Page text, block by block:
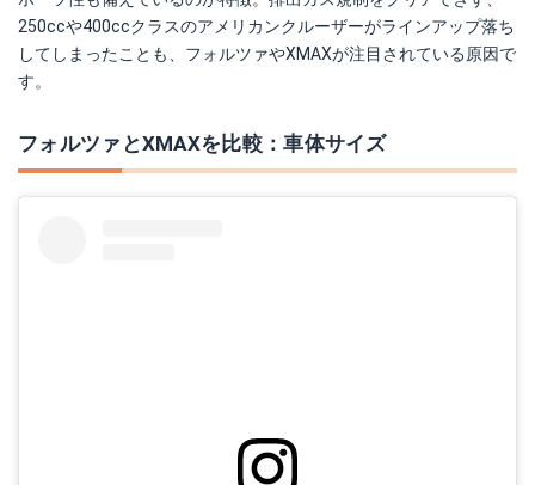
250ccや400ccクラスのアメリカンクルーザーがラインアップ落ち
してしまったことも、フォルツァやXMAXが注目されている原因で
す。
フォルツァとXMAXを比較：車体サイズ